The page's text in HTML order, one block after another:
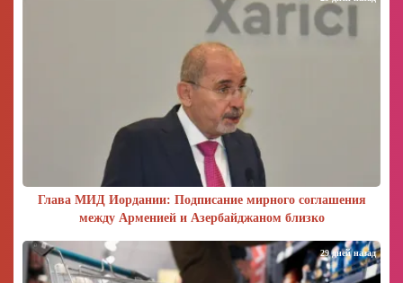
Глава МИД Иордании: Подписание мирного соглашения
между Арменией и Азербайджаном близко
29 дней назад